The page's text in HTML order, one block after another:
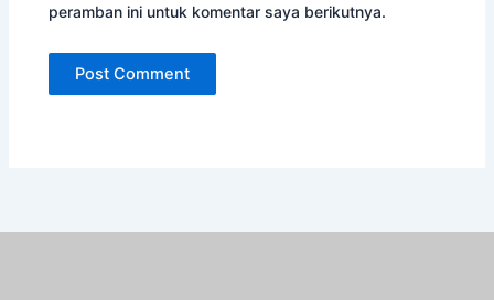
peramban ini untuk komentar saya berikutnya.